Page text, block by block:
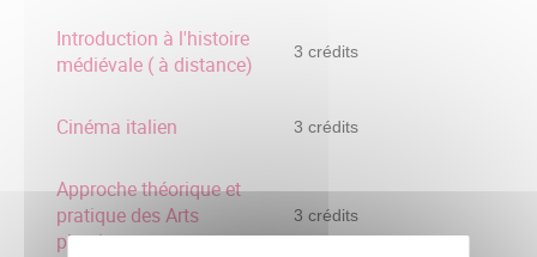
Introduction à l'histoire
médiévale ( à distance)
3 crédits
Cinéma italien 3 crédits
Approche théorique et
pratique des Arts
plastiques
3 crédits